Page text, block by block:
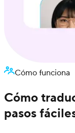
Cómo funciona
Cómo
pasos